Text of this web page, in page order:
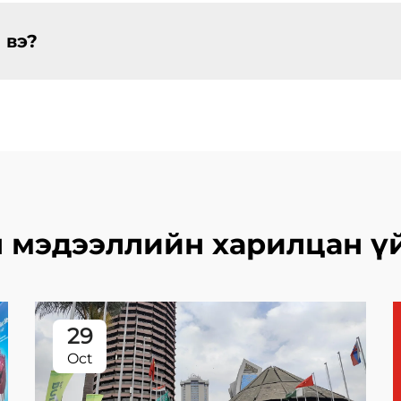
харилцан
29
Oct